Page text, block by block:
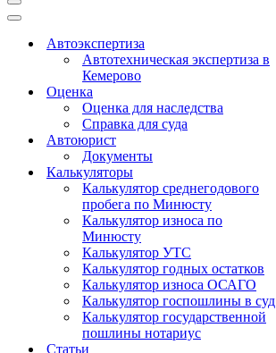
Меню
навигации
Меню
навигацииАвтоэкспертиза
Автотехническая экспертиза в
Кемерово
Оценка
Оценка для наследства
Справка для суда
Автоюрист
Документы
Калькуляторы
Калькулятор среднегодового
пробега по Минюсту
Калькулятор износа по
Минюсту
Калькулятор УТС
Калькулятор годных остатков
Калькулятор износа ОСАГО
Калькулятор госпошлины в суд
Калькулятор государственной
пошлины нотариус
Статьи